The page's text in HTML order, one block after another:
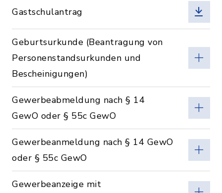
Gastschulantrag
Geburtsurkunde (Beantragung von
Personenstandsurkunden und
Bescheinigungen)
Gewerbeabmeldung nach § 14
GewO oder § 55c GewO
Gewerbeanmeldung nach § 14 GewO
oder § 55c GewO
Gewerbeanzeige mit